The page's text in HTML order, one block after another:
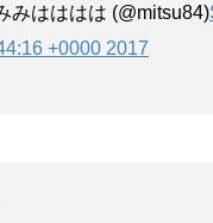
みはははは (@mitsu84)
+0000 2017